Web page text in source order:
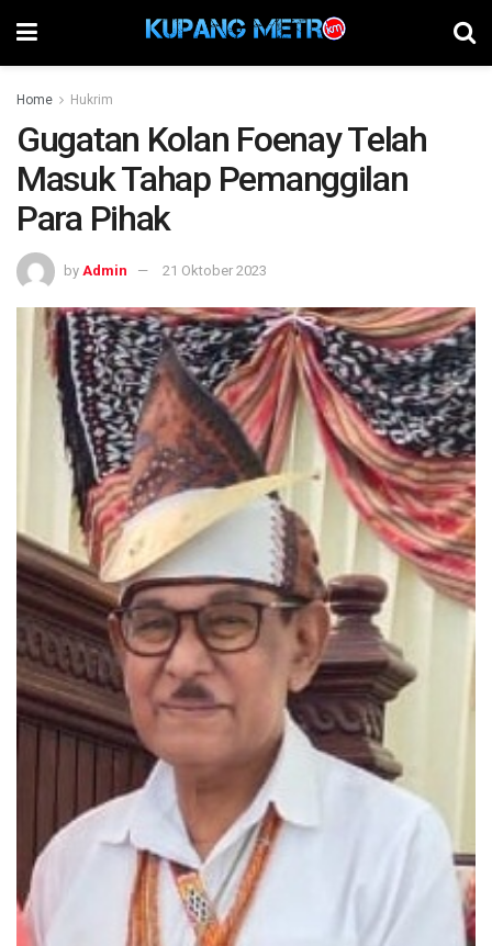
Home Hukrim
Gugatan Kolan Foenay Telah
Masuk Tahap Pemanggilan
Para Pihak
by Admin 21 Oktober 2023